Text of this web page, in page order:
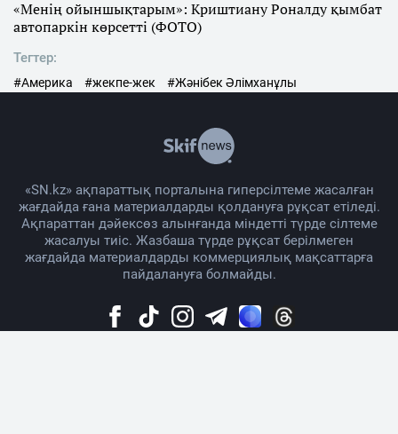
«Менің ойыншықтарым»: Криштиану Роналду қымбат
автопаркін көрсетті (ФОТО)
Тегтер:
#Америка #жекпе-жек #Жәнібек Әлімханұлы
«SN.kz» ақпараттық порталына гиперсілтеме жасалған
жағдайда ғана материалдарды қолдануға рұқсат етіледі.
Ақпараттан дәйексөз алынғанда міндетті түрде сілтеме
жасалуы тиіс. Жазбаша түрде рұқсат берілмеген
жағдайда материалдарды коммерциялық мақсаттарға
пайдалануға болмайды.